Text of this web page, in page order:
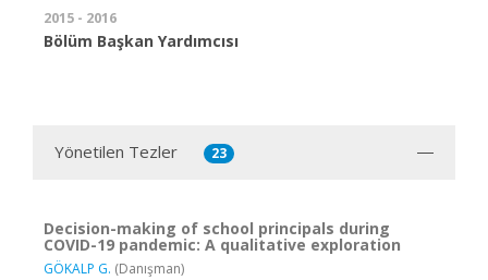
2015 - 2016
Bölüm Başkan Yardımcısı
Yönetilen Tezler 23
Decision-making of school principals during
COVID-19 pandemic: A qualitative exploration
GÖKALP G. (Danışman)